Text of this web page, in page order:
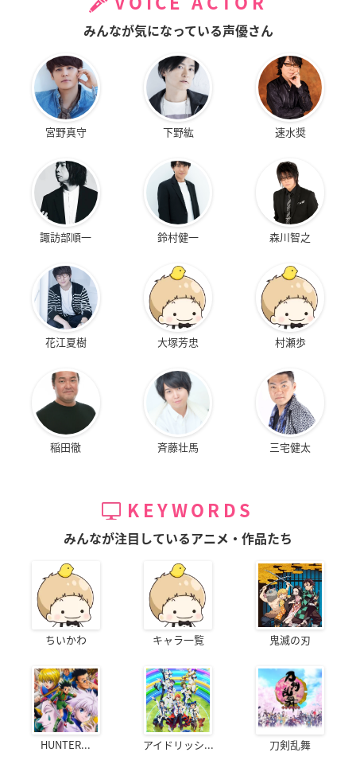
みんなが気になっている声優さん
宮野真守 下野紘 速水奨
諏訪部順一 鈴村健一 森川智之
花江夏樹 大塚芳忠 村瀬歩
稲田徹 斉藤壮馬 三宅健太
KEYWORDS
みんなが注目しているアニメ・作品たち
ちいかわ キャラ一覧 鬼滅の刃
HUNTER... アイドリッシ... 刀剣乱舞